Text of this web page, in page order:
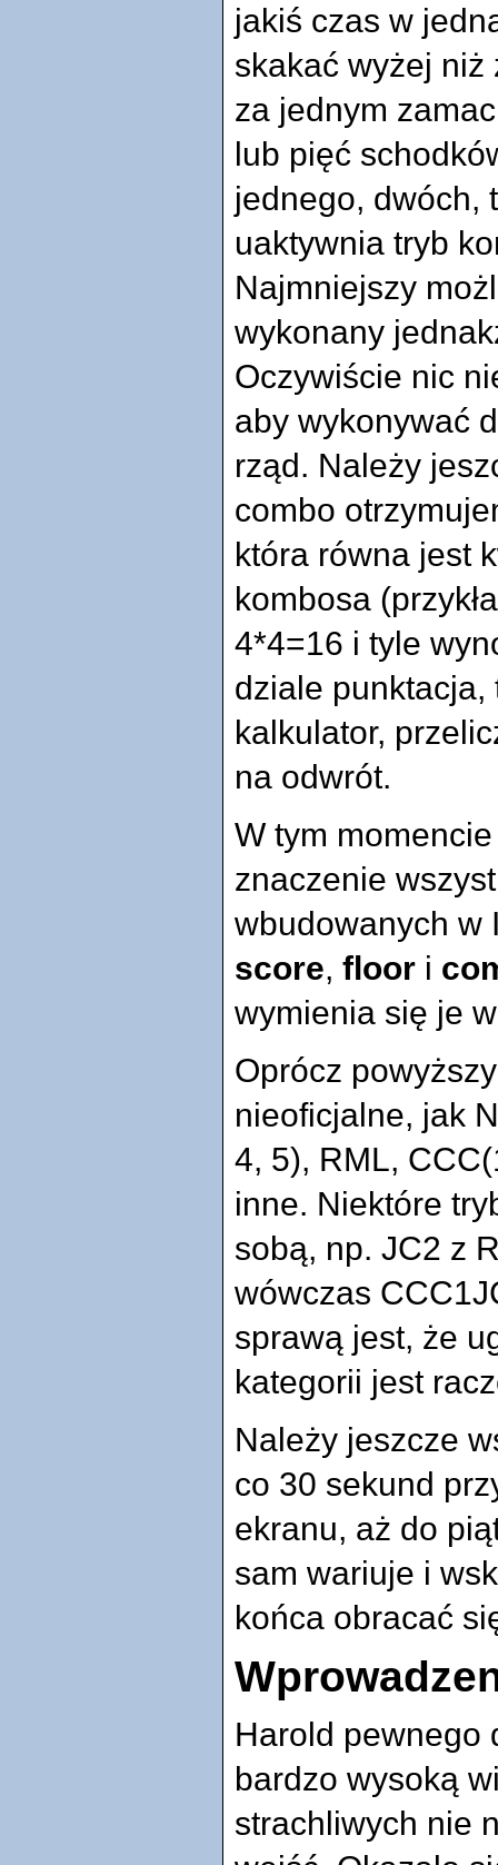
jakiś czas w
skakać wyżej niż
za jednym
lub pięć
jednego, dwóch,
uaktywnia tryb
Najmniejszy
wykonany
Oczywiście nic
aby wykonywać
rząd. Należy
combo
która równa jest
kombosa
4*4=16 i tyle
dziale punktacja,
kalkulator,
na odwrót.
W tym
znaczenie
wbudowanych w
score, floor i
wymienia się je
Oprócz
nieoficjalne, jak
4, 5), RML,
inne. Niektóre
sobą, np. JC2 z
wówczas
sprawą jest, że
kategorii jest
Należy jeszcze
co 30 sekund
ekranu, aż do
sam wariuje i
końca obracać
Harold pewnego
bardzo wysoką
strachliwych nie